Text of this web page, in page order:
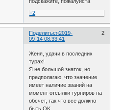
+2
Поделиться 2
2019-
09-14 08:33:41
Женя, удачи в последних
турах!
Я не большой знаток, но
предполагаю, что значение
имеет наличие званий на
момент отсылки турниров на
обсчет, так что все должно
быть OK